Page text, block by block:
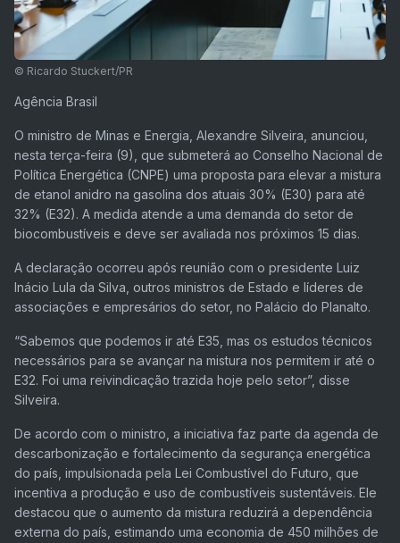
© Ricardo Stuckert/PR
Agência Brasil
O ministro de Minas e Energia, Alexandre Silveira, anunciou,
nesta terça-feira (9), que submeterá ao Conselho Nacional de
Política Energética (CNPE) uma proposta para elevar a mistura
de etanol anidro na gasolina dos atuais 30% (E30) para até
32% (E32). A medida atende a uma demanda do setor de
biocombustíveis e deve ser avaliada nos próximos 15 dias.
A declaração ocorreu após reunião com o presidente Luiz
Inácio Lula da Silva, outros ministros de Estado e líderes de
associações e empresários do setor, no Palácio do Planalto.
“Sabemos que podemos ir até E35, mas os estudos técnicos
necessários para se avançar na mistura nos permitem ir até o
E32. Foi uma reivindicação trazida hoje pelo setor”, disse
Silveira.
De acordo com o ministro, a iniciativa faz parte da agenda de
descarbonização e fortalecimento da segurança energética
do país, impulsionada pela Lei Combustível do Futuro, que
incentiva a produção e uso de combustíveis sustentáveis. Ele
destacou que o aumento da mistura reduzirá a dependência
externa do país, estimando uma economia de 450 milhões de